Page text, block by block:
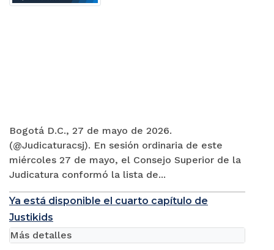
Bogotá D.C., 27 de mayo de 2026.
(@Judicaturacsj). En sesión ordinaria de este
miércoles 27 de mayo, el Consejo Superior de la
Judicatura conformó la lista de...
Ya está disponible el cuarto capítulo de
Justikids
Más detalles